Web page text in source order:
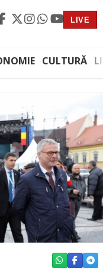
LIVE
CULTURĂ
WHATSAPP